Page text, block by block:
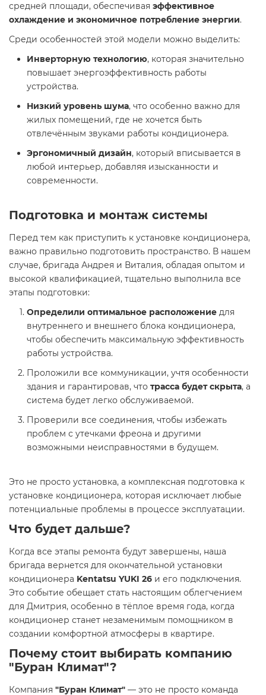
средней площади, обеспечивая эффективное
охлаждение и экономичное потребление энергии.
Среди особенностей этой модели можно выделить:
Инверторную технологию, которая значительно
повышает энергоэффективность работы
устройства.
Низкий уровень шума, что особенно важно для
жилых помещений, где не хочется быть
отвлечённым звуками работы кондиционера.
Эргономичный дизайн, который вписывается в
любой интерьер, добавляя изысканности и
современности.
Подготовка и монтаж системы
Перед тем как приступить к установке кондиционера,
важно правильно подготовить пространство. В нашем
случае, бригада Андрея и Виталия, обладая опытом и
высокой квалификацией, тщательно выполнила все
этапы подготовки:
Определили оптимальное расположение для
внутреннего и внешнего блока кондиционера,
чтобы обеспечить максимальную эффективность
работы устройства.
Проложили все коммуникации, учтя особенности
здания и гарантировав, что трасса будет скрыта, а
система будет легко обслуживаемой.
Проверили все соединения, чтобы избежать
проблем с утечками фреона и другими
возможными неисправностями в будущем.
Это не просто установка, а комплексная подготовка к
установке кондиционера, которая исключает любые
потенциальные проблемы в процессе эксплуатации.
Что будет дальше?
Когда все этапы ремонта будут завершены, наша
бригада вернется для окончательной установки
кондиционера Kentatsu YUKI 26 и его подключения.
Это событие обещает стать настоящим облегчением
для Дмитрия, особенно в тёплое время года, когда
кондиционер станет незаменимым помощником в
создании комфортной атмосферы в квартире.
Почему стоит выбирать компанию
"Буран Климат"?
Компания "Буран Климат" — это не просто команда